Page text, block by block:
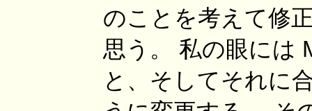
のことを考えて修
思う。 私の眼には
と、そしてそれに